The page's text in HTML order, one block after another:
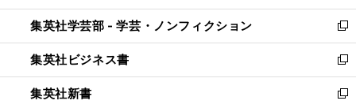
開
く
ウ
で
開
く
ン
ド
ウ
で
開
く
ウ
ィ
ン
ド
ウ
で
集英社学芸部 - 学芸・ノンフィクション
新
し
い
ウ
ィ
集英社ビジネス書
新
し
い
集英社新書
新